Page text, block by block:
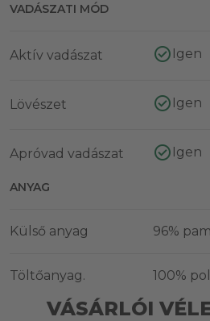
VADÁSZATI MÓD
Aktív vadászat Igen
Lövészet Igen
Apróvad vadászat Igen
ANYAG
Külső anyag 96%
Töltőanyag. 100%
VÁSÁRLÓI